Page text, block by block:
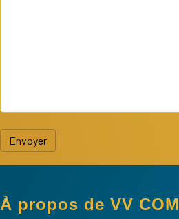
Envoyer
À propos de VV COM